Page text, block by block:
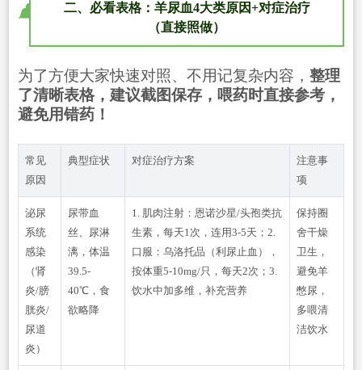
二、必看表格：羊尿血4大类原因+对症治疗
（直接照做）
为了方便大家快速对照、不用记复杂内容， 整理
了清晰表格，建议截图保存，喂药时直接参考，
避免用错药！
常见
原因
典型症状 对症治疗方案
注意事
项
泌尿
系统
感染
（肾
炎/膀
胱炎/
尿道
炎）
尿带血
丝、尿淋
漓，体温
39.5-
40℃，食
欲略降
1. 肌肉注射：恩诺沙星/头孢类抗
生素，每天1次，连用3-5天；2.
口服：乌洛托品（利尿止血），
按体重5-10mg/只，每天2次；3.
饮水中加多维，补充营养
保持圈
舍干燥
卫生，
避免羊
憋尿，
多喂清
洁饮水